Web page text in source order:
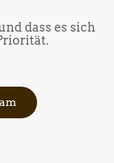
dass es sich